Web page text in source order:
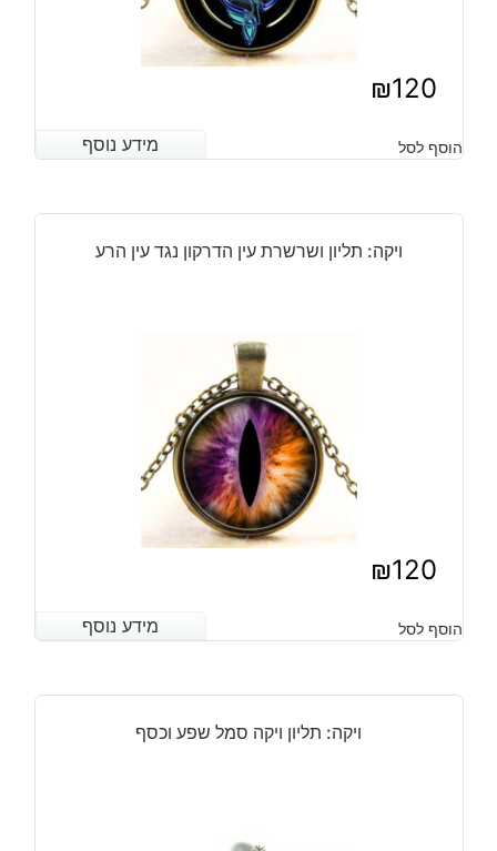
₪120
מידע נוסף הוסף לסל מידע נוסף
ויקה: תליון ושרשרת עין הדרקון נגד עין הרע
₪120
מידע נוסף הוסף לסל מידע נוסף
ויקה: תליון ויקה סמל שפע וכסף